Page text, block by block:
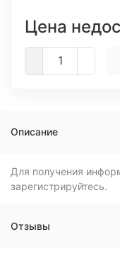
Цена
Описание
Для получения
зарегистрируйтесь.
Отзывы